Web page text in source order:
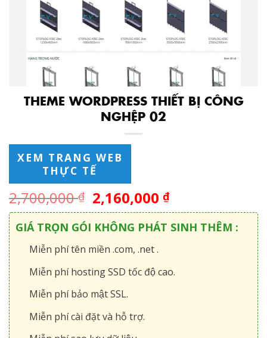
THEME WORDPRESS THIẾT BỊ CÔNG
NGHỆP 02
XEM TRANG WEB
THỰC TẾ
2,700,000₫ 2,160,000₫
GIÁ TRỌN GÓI KHÔNG PHÁT SINH THÊM :
Miễn phí tên miền .com, .net .
Miễn phí hosting SSD tốc độ cao.
Miễn phí bảo mật SSL.
Miễn phí cài đặt và hỗ trợ.